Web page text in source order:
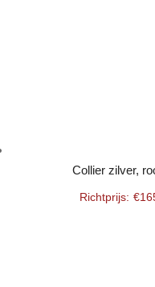
Collier zilver,
€